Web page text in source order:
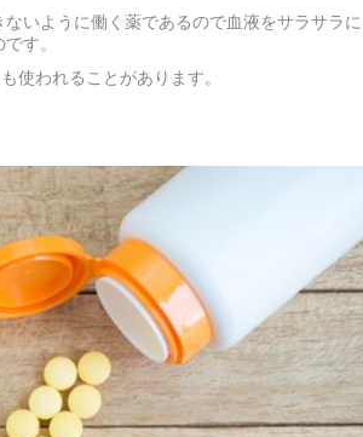
いように働く薬であるので血液をサラサラに
す。
使われることがあります。